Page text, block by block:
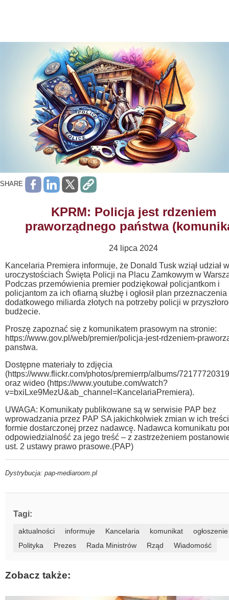
SHARE
KPRM: Policja jest rdzeniem
praworządnego państwa
24 lipca 2024
Kancelaria Premiera informuje, że Donald Tusk wziął udział w
uroczystościach Święta Policji na Placu Zamkowym w
Podczas przemówienia premier podziękował policjantkom i
policjantom za ich ofiarną służbę i ogłosił plan przeznaczenia
dodatkowego miliarda złotych na potrzeby policji w
budżecie.
Proszę zapoznać się z komunikatem prasowym na stronie:
https://www.gov.pl/web/premier/policja-jest-rdzeniem-
panstwa.
Dostępne materiały to zdjęcia
(https://www.flickr.com/photos/premierrp/albums/
oraz wideo (https://www.youtube.com/watch?
v=bxiLxe9MezU&ab_channel=KancelariaPremiera).
UWAGA: Komunikaty publikowane są w serwisie PAP bez
wprowadzania przez PAP SA jakichkolwiek zmian w ich
formie dostarczonej przez nadawcę. Nadawca komunikatu
odpowiedzialność za jego treść – z zastrzeżeniem
ust. 2 ustawy prawo prasowe.(PAP)
Dystrybucja: pap-mediaroom.pl
Tagi:
aktualności informuje Kancelaria komunikat
ogłoszenie
Polityka
Prezes Rada Ministrów Rząd Wiadomość
Zobacz także: